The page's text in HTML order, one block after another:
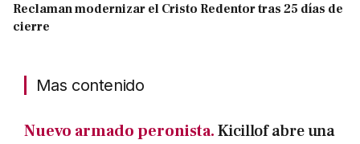
Reclaman modernizar el Cristo Redentor tras 25 días de
cierre
Mas contenido
Nuevo armado peronista.Kicillof abre una